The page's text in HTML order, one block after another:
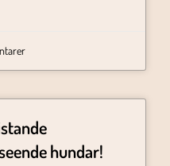
hundar!